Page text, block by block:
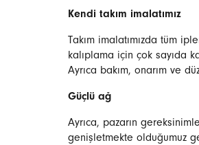
Kendi takım imalatımız
Takım imalatımızda tüm
kalıplama için çok sayıda
Ayrıca bakım, onarım ve
Güçlü ağ
Ayrıca, pazarın
genişletmekte olduğumuz